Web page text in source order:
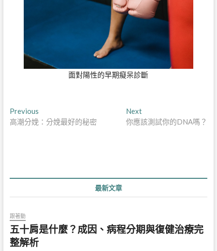
面對陽性的早期癡呆診斷
文
章
PreviousPrevious
post:
高潮分娩：分娩最好的秘密
NextNext
post:
你應該測試你的DNA嗎？
最新文章
跟著動
五十肩是什麼？成因、病程分期與復健治療完
整解析